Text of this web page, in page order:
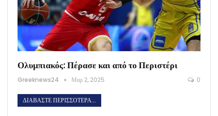
Ολυμπιακός: Πέρασε και από το Περιστέρι
Greeknews24 Μαρ 2, 2025 0
ΔΙΑΒΆΣΤΕ ΠΕΡΙΣΣΌΤΕΡΑ...